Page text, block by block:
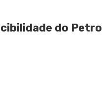
do Petro